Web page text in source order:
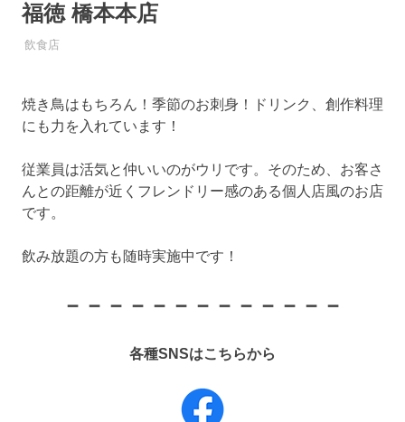
福徳 橋本本店
飲食店
焼き鳥はもちろん！季節のお刺身！ドリンク、創作料理
にも力を入れています！
従業員は活気と仲いいのがウリです。そのため、お客さ
んとの距離が近くフレンドリー感のある個人店風のお店
です。
飲み放題の方も随時実施中です！
－－－－－－－－－－－－－
各種SNSはこちらから